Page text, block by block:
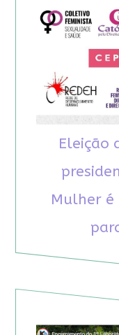
Eleição
Mulher